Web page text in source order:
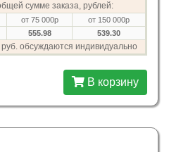
сумме заказа, рублей:
от 75 000р
от 150 000р
555.98 539.30
обсуждаются индивидуально
В корзину